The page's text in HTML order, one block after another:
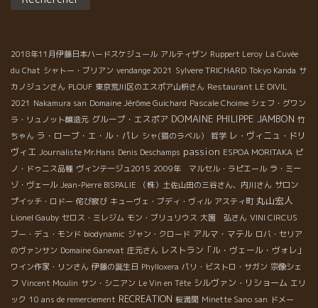
2018年11月伊藤日本ハードスケジュール アルティザン Ruppert Leroy La Cuvée
du Chat シャトー・ブリアン vendange 2021 Sylvere TRICHARD Tokyo Kanda サ
カノジュンさん PLOUF 東京荒川区のエスポア山枡さん Restaurant LE DIVIL
2021 Nakamura san Domaine Jérôme Guichard Pascale Choime シェフ・グワン
ラ・リュノット醸造元 グループ・エスポア DOMAINE PHILIPPE JAMBON 竹
ちゃん ラ・ローブ・エ・ル・パレ シャ(猫のラベル） 哲学 レ・ヴィニュ・ドリ
ヴィエ Journaliste Mr.Hans Denis Deschamps passion ESPOA MORITAKA ピ
ノ・ドゥニス品種 ヴィンテージュ2015 2009年 マルセル・ラピエール ラ・ミー
ゾ・ヴェール Jean-Pierre BISPALIE （株）土佐山田の三谷さん、内川さん サロン
プイッチ・ロドー 侘び寂び キューヴェ・ブディ・ヴィル アスティ町 丸山宏人
Lionel Gauby セロス・ミレジム モン・ブリュリウス 大園 弘さん VINI CIRCUS
ブー・デュ・モンド biodynamic ジャン・クロード アルマ・マテル ロバ・セリア
のヴァンサン Domaine Ganevat 庄元さん レストラン「ル・ヴェール・ヴォレ」
ワイン作家・リンさん 伊藤の誕生日 Phylloxera パリ・ビストロ・サガン 宗像シェ
フ Vincent Moulin サン・シニアン Le Vin en Tête シルヴァン・リショーム エリ
ック 10 ans de remerciement RECREATION 桜満開 Minette Sano san ドメー